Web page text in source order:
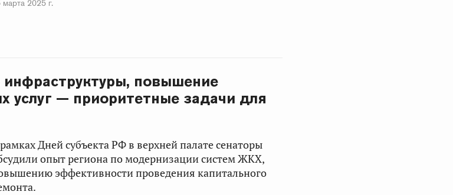
марта 2025 г.
повышение
услуг — приоритетные задачи для
Дней субъекта РФ в верхней палате сенаторы
опыт региона по модернизации систем ЖКХ,
эффективности проведения капитального